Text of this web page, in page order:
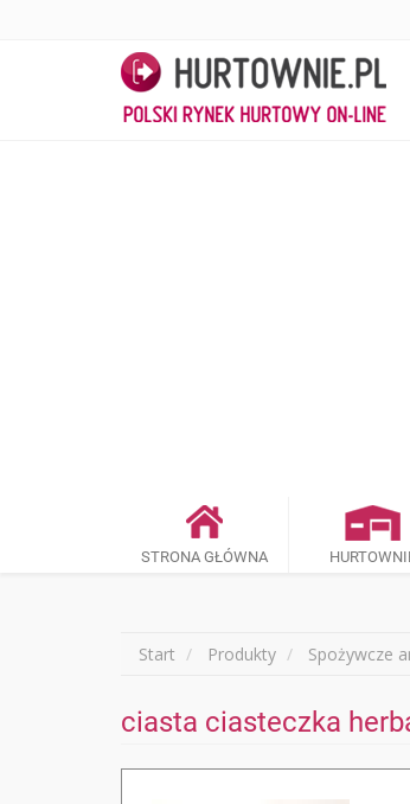
STRONA GŁÓWNA
Start Produkty Spożywcze
ciasta ciasteczka